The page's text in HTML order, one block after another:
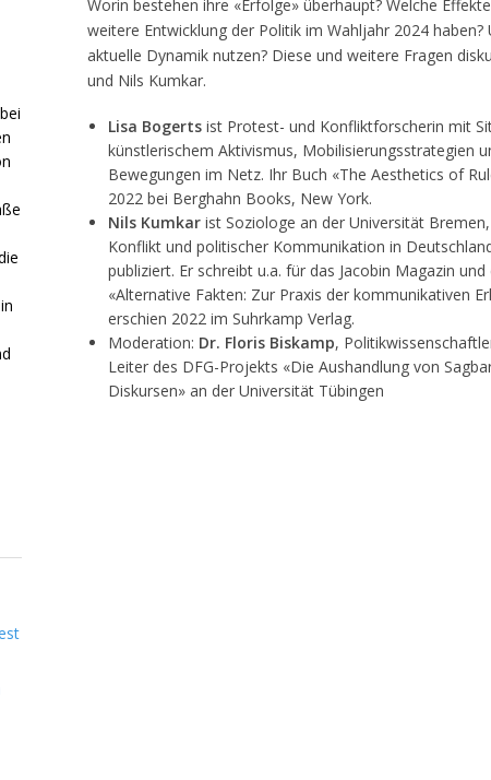
Worin bestehen ihre «Erfolge» überhaupt? Welche
weitere Entwicklung der Politik im Wahljahr 2024 haben?
aktuelle Dynamik nutzen? Diese und weitere Fragen
und Nils Kumkar.
Lisa Bogerts ist Protest- und Konfliktforscherin mit
künstlerischem Aktivismus, Mobilisierungsstrategien
Bewegungen im Netz. Ihr Buch «The Aesthetics of
2022 bei Berghahn Books, New York.
Nils Kumkar ist Soziologe an der Universität
Konflikt und politischer Kommunikation in
publiziert. Er schreibt u.a. für das Jacobin Magazin
«Alternative Fakten: Zur Praxis der kommunikativen
erschien 2022 im Suhrkamp Verlag.
Moderation: Dr. Floris Biskamp,
Leiter des DFG-Projekts «Die Aushandlung von
Diskursen» an der Universität Tübingen